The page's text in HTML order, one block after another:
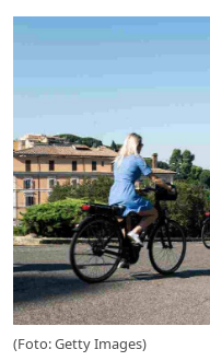
(Foto: Getty Images)